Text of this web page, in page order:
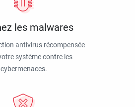
les malwares
antivirus récompensée
système contre les
cybermenaces.